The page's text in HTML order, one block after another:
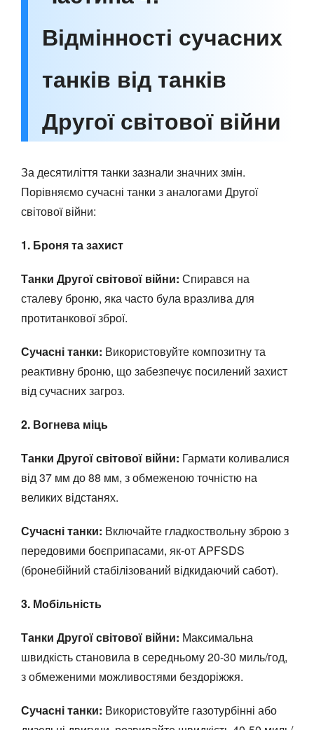
Відмінності сучасних
танків від танків
Другої світової війни
За десятиліття танки зазнали значних змін.
Порівняємо сучасні танки з аналогами Другої
світової війни:
1. Броня та захист
Танки Другої світової війни: Спирався на
сталеву броню, яка часто була вразлива для
протитанкової зброї.
Сучасні танки: Використовуйте композитну та
реактивну броню, що забезпечує посилений захист
від сучасних загроз.
2. Вогнева міць
Танки Другої світової війни: Гармати коливалися
від 37 мм до 88 мм, з обмеженою точністю на
великих відстанях.
Сучасні танки: Включайте гладкоствольну зброю з
передовими боєприпасами, як-от APFSDS
(бронебійний стабілізований відкидаючий сабот).
3. Мобільність
Танки Другої світової війни: Максимальна
швидкість становила в середньому 20-30 миль/год,
з обмеженими можливостями бездоріжжя.
Сучасні танки: Використовуйте газотурбінні або